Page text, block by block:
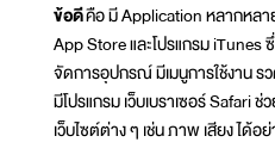
ข้อดีคือ มี Application หลากหล
App Store และโปรแกรม iTunes
จัดการอุปกรณ์ มีเมนูการใช้งาน รว
มีโปรแกรม เว็บเบราเซอร์ Safari
เว็บไซต์ต่าง ๆ เช่น ภาพ เสียง ได้อ